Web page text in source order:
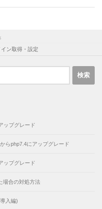
ン取得・設定
ップグレード
らphp7.4にアップグレード
ップグレード
場合の対処方法
入編)